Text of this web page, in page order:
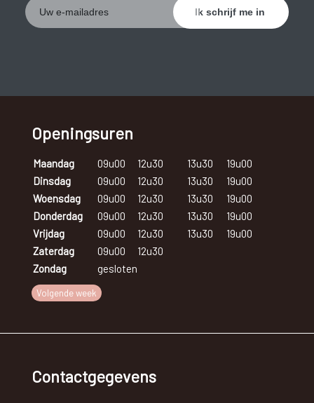
Openingsuren
Maandag 09u00 12u30 13u30
19u00
Dinsdag
09u00 12u30 13u30
19u00
Woensdag
09u00 12u30 13u30
19u00
Donderdag
09u00 12u30 13u30
19u00
Vrijdag
09u00 12u30 13u30
19u00
Zaterdag
09u00
12u30
Zondag
gesloten
Volgende week
Contactgegevens